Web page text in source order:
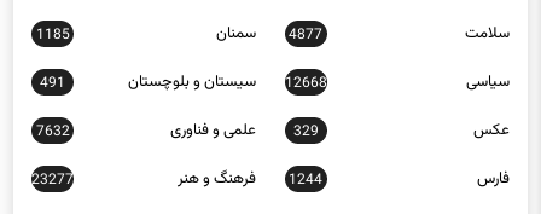
سلامت 4877 سمنان 1185
سیاسی 12668 سیستان و بلوچستان 491
عکس 329 علمی و فناوری 7632
فارس 1244 فرهنگ و هنر 23277